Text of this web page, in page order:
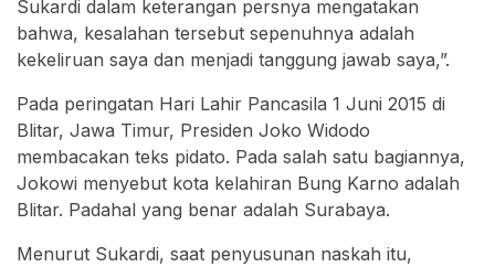
Sukardi dalam keterangan persnya mengatakan
bahwa, kesalahan tersebut sepenuhnya adalah
kekeliruan saya dan menjadi tanggung jawab saya,”.
Pada peringatan Hari Lahir Pancasila 1 Juni 2015 di
Blitar, Jawa Timur, Presiden Joko Widodo
membacakan teks pidato. Pada salah satu bagiannya,
Jokowi menyebut kota kelahiran Bung Karno adalah
Blitar. Padahal yang benar adalah Surabaya.
Menurut Sukardi, saat penyusunan naskah itu,